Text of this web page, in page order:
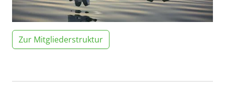
Zur Mitgliederstruktur